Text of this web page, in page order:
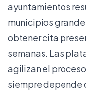
ayuntamientos
municipios
obtener cita
semanas. Las
agilizan el
siempre depende